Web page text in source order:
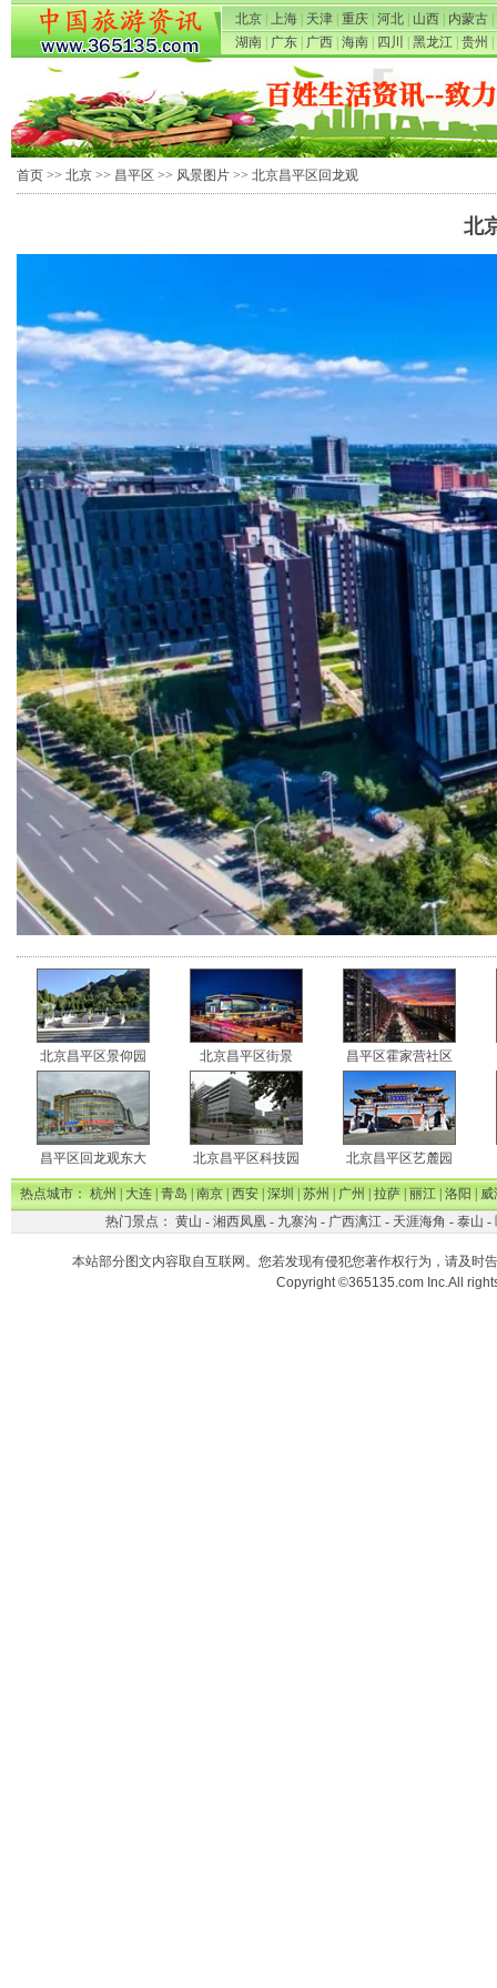
北京 上海 天津 重庆 河北 山西 内蒙古
湖南
广东 广西 海南 四川 黑龙江 贵州
首页 >> 北京 >> 昌平区 >> 风景图片 >> 北京昌平区回龙观
北
北京昌平区景仰园 北京昌平区街景 昌平区霍家营社区
昌平区回龙观东大 北京昌平区科技园 北京昌平区艺麓园
热点城市：杭州|大连|青岛|南京|西安|深圳|苏州|广州|拉萨|丽江|洛阳|威
热门景点： 黄山 - 湘西凤凰- 九寨沟 - 广西漓江- 天涯海角 - 泰山 -
本站部分图文内容取自互联网。您若发现有侵犯您著作权行为，请及时
Copyright ©365135.com Inc.All